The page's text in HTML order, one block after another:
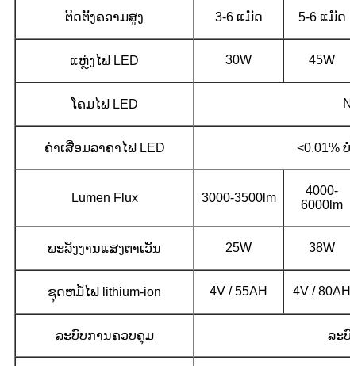
ຕິດຕັ້ງຄວາມສູງ 3-6 ແມັດ 5-6 ແມັດ
ແຫຼ່ງໄຟ LED 30W 45W
ໂຄມໄຟ LED
ຄ່າເສື່ອມລາຄາໄຟ LED <0.01%
Lumen Flux 3000-3500lm
4000-
6000lm
ພະລັງງານແສງຕາເວັນ 25W 38W
ຊຸດຫມໍ້ໄຟ lithium-ion 4V / 55AH 4V / 80AH
ລະບົບການຄວບຄຸມ ລະ